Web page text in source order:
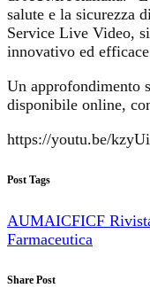
salute e la sicurezza
Service Live Video,
innovativo ed
Un approfondimento
disponibile online,
https://youtu.be/
Post Tags
AUMAICFICF
Farmaceutica
Share Post